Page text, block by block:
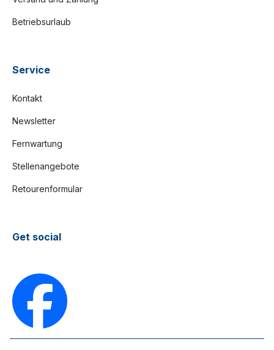
Betriebsurlaub
Service
Kontakt
Newsletter
Fernwartung
Stellenangebote
Retourenformular
Get social